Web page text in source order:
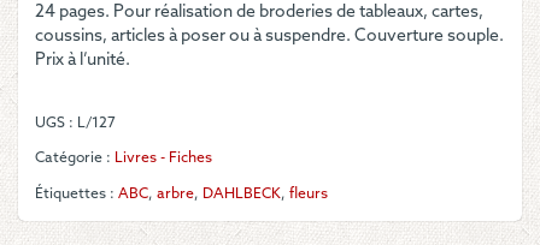
-
Livre
« SEPTEMBRE
24 pages. Pour réalisation de broderies de tableaux, cartes,
coussins, articles à poser ou à suspendre. Couverture souple.
Prix à l’unité.
UGS : L/127
Catégorie : Livres - Fiches
Étiquettes : ABC, arbre, DAHLBECK, fleurs